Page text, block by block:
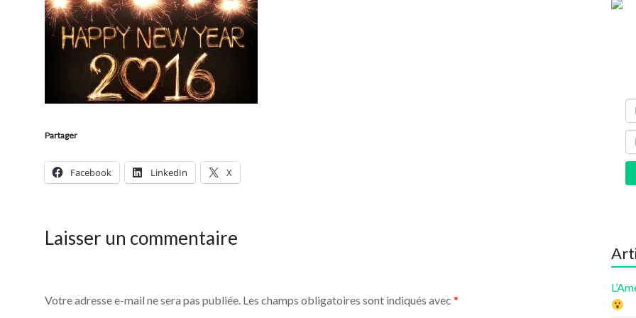
Partager
Facebook LinkedIn X
Laisser un commentaire
Votre adresse e-mail ne sera pas publiée. Les champs obligatoires sont indiqués avec *